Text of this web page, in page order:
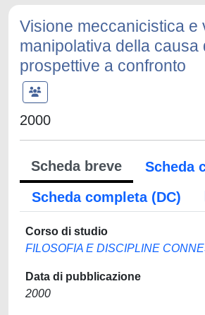
Visione meccanicistica e
manipolativa della causa
prospettive a confronto
2000
Scheda breve
Scheda
Scheda completa (DC)
Corso di studio
FILOSOFIA E DISCIPLINE
Data di pubblicazione
2000